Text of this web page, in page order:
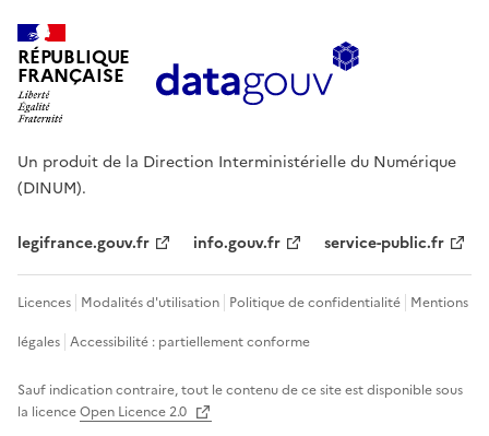
RÉPUBLIQUE
FRANÇAISE
Un produit de la Direction Interministérielle du Numérique
(DINUM).
legifrance.gouv.fr info.gouv.fr service-public.fr
Licences Modalités d'utilisation Politique de confidentialité Mentions
légales Accessibilité : partiellement conforme
Sauf indication contraire, tout le contenu de ce site est disponible sous
la licenceOpen Licence 2.0